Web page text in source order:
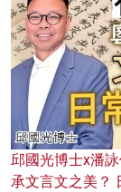
邱國光博士x潘
承文言文之美？